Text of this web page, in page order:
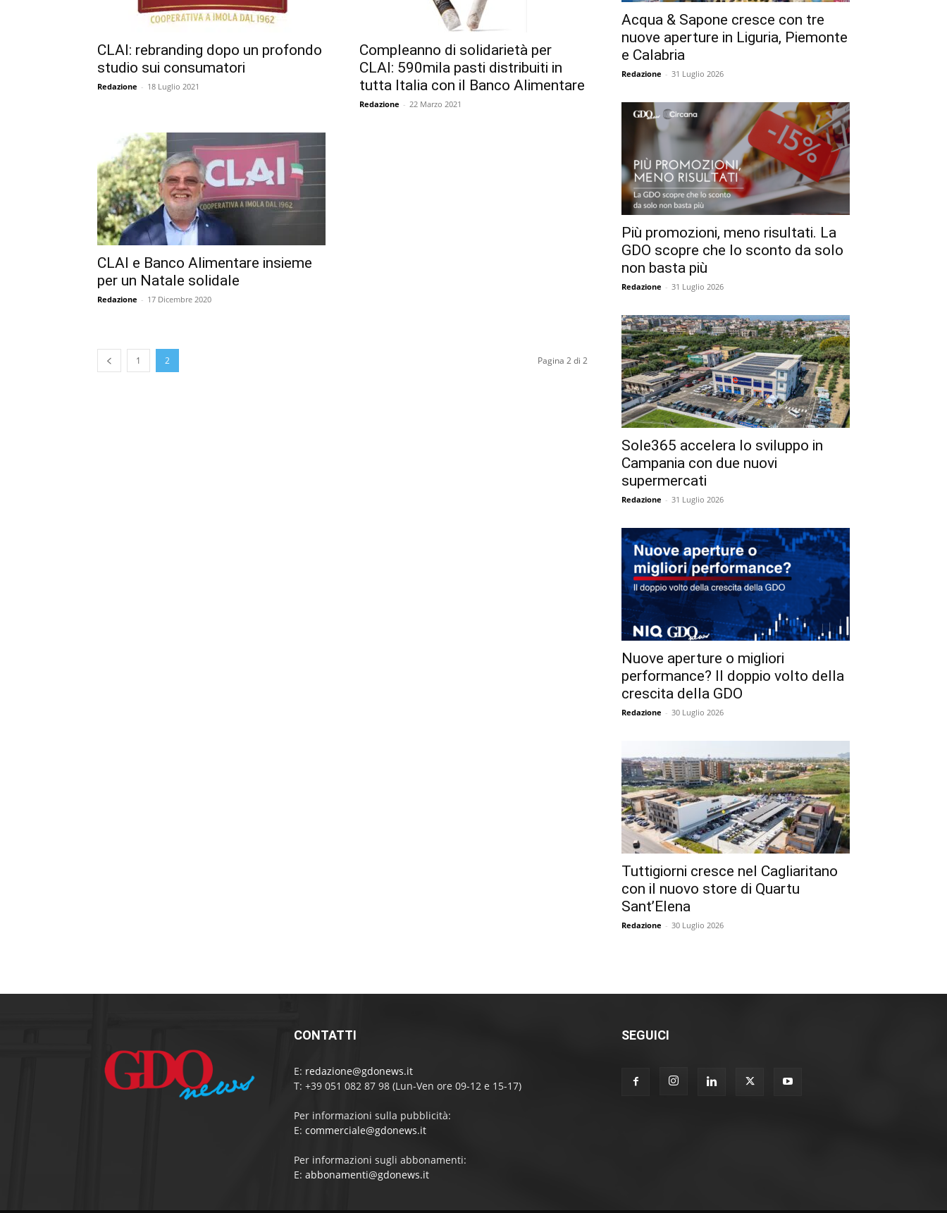
CLAI: rebranding dopo un profondo
studio sui consumatori
Redazione - 18 Luglio 2021
Compleanno di solidarietà per
CLAI: 590mila pasti distribuiti in
tutta Italia con il Banco Alimentare
Redazione - 22 Marzo 2021
CLAI e Banco Alimentare insieme
per un Natale solidale
Redazione - 17 Dicembre 2020
1 2 Pagina 2 di 2
Acqua & Sapone cresce con tre
nuove aperture in Liguria, Piemonte
e Calabria
Redazione - 31 Luglio 2026
Più promozioni, meno risultati. La
GDO scopre che lo sconto da solo
non basta più
Redazione - 31 Luglio 2026
Sole365 accelera lo sviluppo in
Campania con due nuovi
supermercati
Redazione - 31 Luglio 2026
Nuove aperture o migliori
performance? Il doppio volto della
crescita della GDO
Redazione - 30 Luglio 2026
Tuttigiorni cresce nel Cagliaritano
con il nuovo store di Quartu
Sant’Elena
Redazione - 30 Luglio 2026
CONTATTI
E: redazione@gdonews.it
T: +39 051 082 87 98 (Lun-Ven ore 09-12 e 15-17)
Per informazioni sulla pubblicità:
E: commerciale@gdonews.it
Per informazioni sugli abbonamenti:
E: abbonamenti@gdonews.it
SEGUICI